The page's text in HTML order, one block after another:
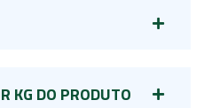
KG DO PRODUTO